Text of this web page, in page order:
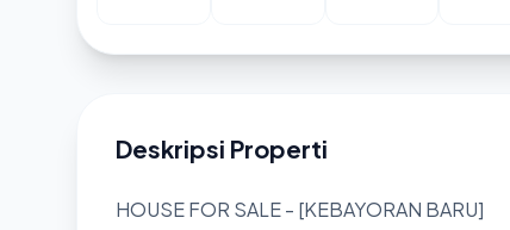
Deskripsi Properti
HOUSE FOR SALE - [KEBAYORAN BARU]